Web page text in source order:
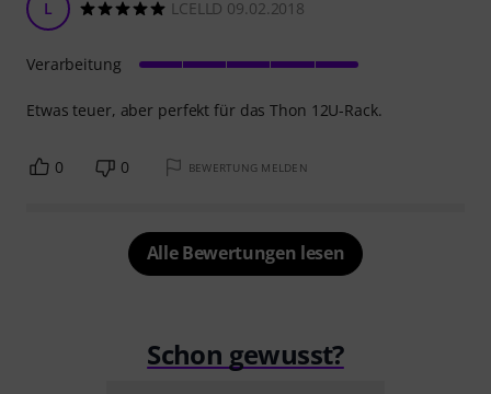
L LCELLD 09.02.2018
Etwas teuer, aber perfekt für das Thon 12U-Rack.
Verarbeitung
0 0 BEWERTUNG MELDEN
Alle Bewertungen lesen
Schon gewusst?